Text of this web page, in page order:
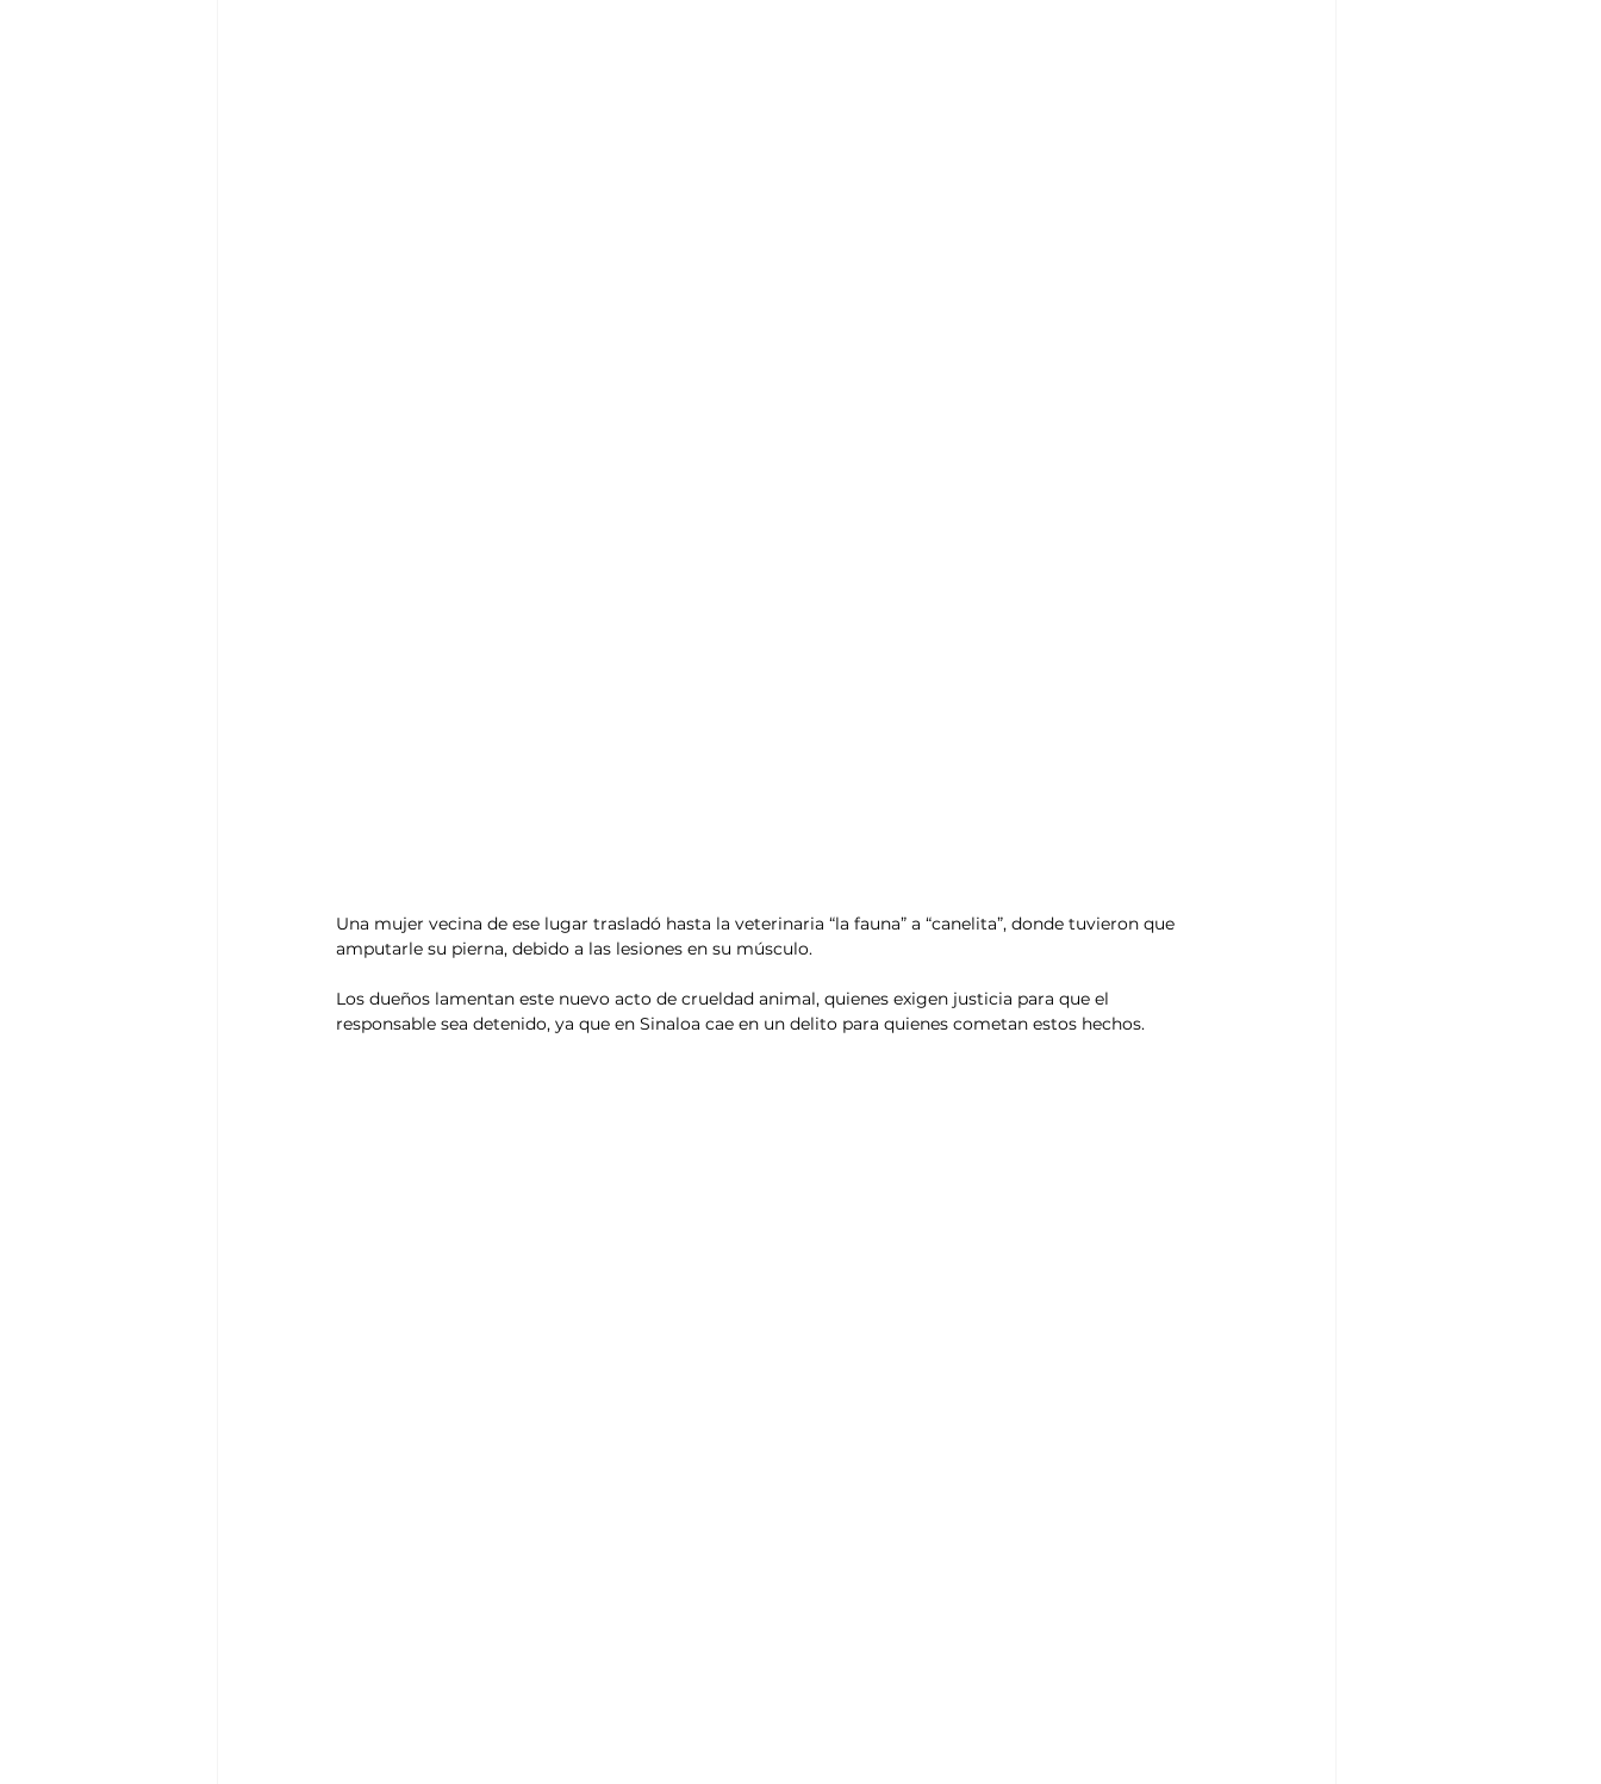
Una mujer vecina de ese lugar trasladó hasta la veterinaria “la fauna” a “canelita”, donde tuvieron que
amputarle su pierna, debido a las lesiones en su músculo.
Los dueños lamentan este nuevo acto de crueldad animal, quienes exigen justicia para que el
responsable sea detenido, ya que en Sinaloa cae en un delito para quienes cometan estos hechos.